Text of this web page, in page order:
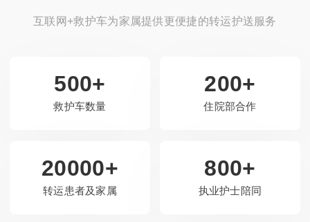
互联网+救护车为家属提供更便捷的转运护送服务
500+
救护车数量
200+
住院部合作
20000+
转运患者及家属
800+
执业护士陪同